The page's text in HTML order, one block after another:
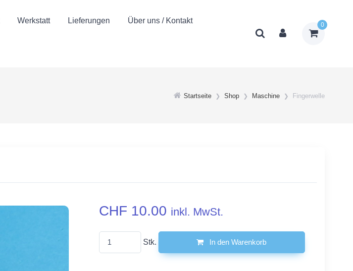
0
Werkstatt Lieferungen Über uns / Kontakt
Startseite Shop Maschine Fingerwelle
CHF 10.00 inkl. MwSt.
Stk. In den Warenkorb